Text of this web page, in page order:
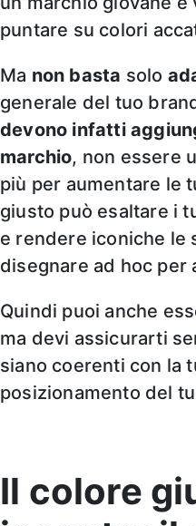
puntare su colori
Ma non basta solo
generale del tuo
devono infatti
marchio, non essere
più per aumentare le
giusto può esaltare i
e rendere iconiche le
disegnare ad hoc per
Quindi puoi anche
ma devi assicurarti
siano coerenti con la
posizionamento del
Il colore